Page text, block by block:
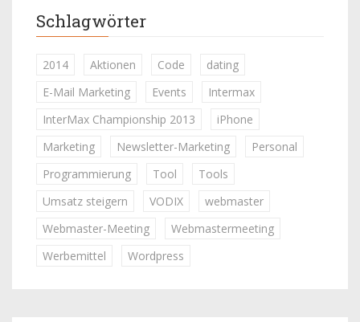
Schlagwörter
2014 Aktionen Code
dating
E-Mail Marketing
Events
Intermax
InterMax Championship 2013
iPhone
Marketing
Newsletter-Marketing
Personal
Programmierung
Tool
Tools
Umsatz steigern
VODIX
webmaster
Webmaster-Meeting
Webmastermeeting
Werbemittel
Wordpress